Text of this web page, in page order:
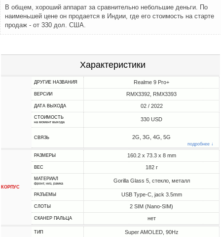
В общем, хороший аппарат за сравнительно небольшие деньги. По
наименьшей цене он продается в Индии, где его стоимость на старте
продаж - от 330 дол. США.
Характеристики
ДРУГИЕ НАЗВАНИЯ Realme 9 Pro+
ВЕРСИИ RMX3392, RMX3393
ДАТА ВЫХОДА 02 / 2022
СТОИМОСТЬ
на момент выхода 330 USD
СВЯЗЬ 2G, 3G, 4G, 5G
подробнее ↓
КОРПУС
РАЗМЕРЫ 160.2 x 73.3 x 8 mm
ВЕС 182 г
МАТЕРИАЛ
фронт, низ, рамка Gorilla Glass 5, стекло, металл
РАЗЪЕМЫ USB Type-C, jack 3.5mm
СЛОТЫ 2 SIM (Nano-SIM)
СКАНЕР ПАЛЬЦА нет
ТИП Super AMOLED, 90Hz